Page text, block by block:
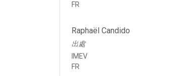
FR
Raphaël Candido
出處
IMEV
FR